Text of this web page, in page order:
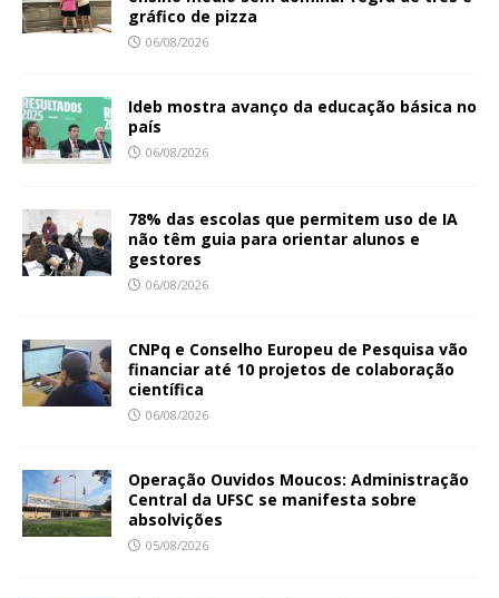
gráfico de pizza
06/08/2026
Ideb mostra avanço da educação básica no
país
06/08/2026
78% das escolas que permitem uso de IA
não têm guia para orientar alunos e
gestores
06/08/2026
CNPq e Conselho Europeu de Pesquisa vão
financiar até 10 projetos de colaboração
científica
06/08/2026
Operação Ouvidos Moucos: Administração
Central da UFSC se manifesta sobre
absolvições
05/08/2026